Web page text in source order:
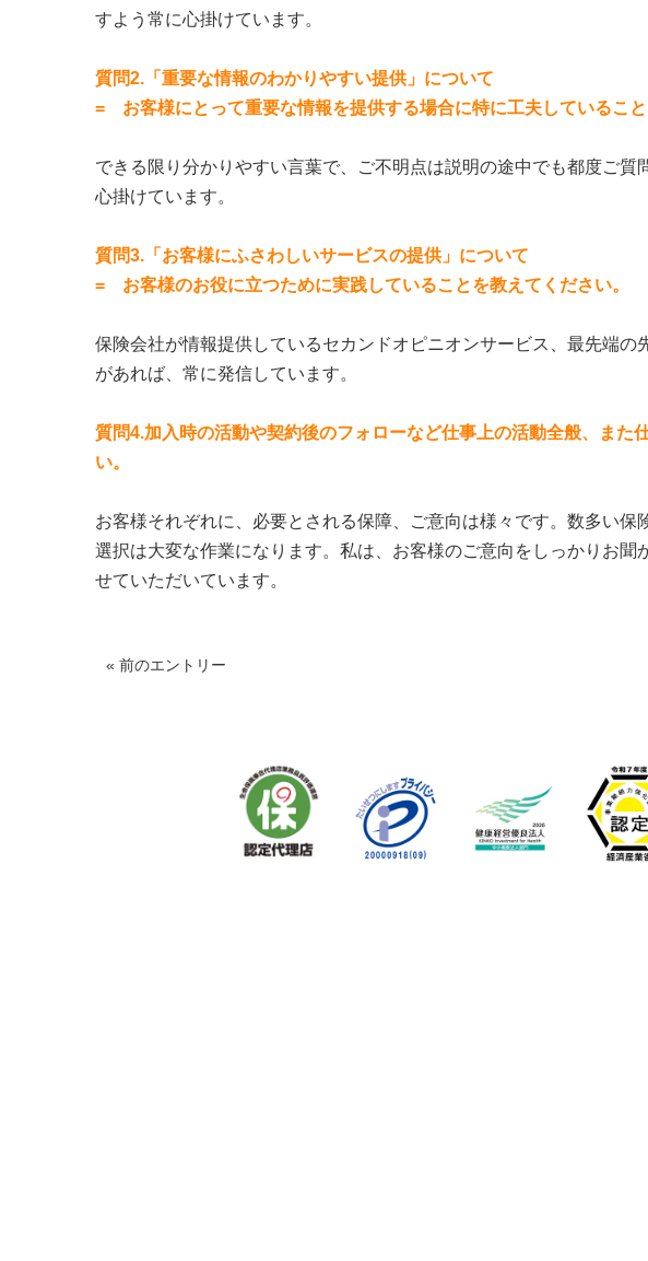
すよう常に心掛けています。​
質問2.「重要な情報のわかりやすい提供」について
= お客様にとって重要な情報を提供する場合に特に工夫していること
できる限り分かりやすい言葉で、ご不明点は説明の途中でも都度ご
心掛けています。​
質問3.「お客様にふさわしいサービスの提供」について
= お客様のお役に立つために実践していることを教えてください。
保険会社が情報提供しているセカンドオピニオンサービス、最先端
があれば、常に発信しています。​
質問4.加入時の活動や契約後のフォローなど仕事上の活動全般、また
い。
お客様それぞれに、必要とされる保障、ご意向は様々です。数多い
選択は大変な作業になります。私は、お客様のご意向をしっかりお聞
せていただいています。
« 前のエントリー